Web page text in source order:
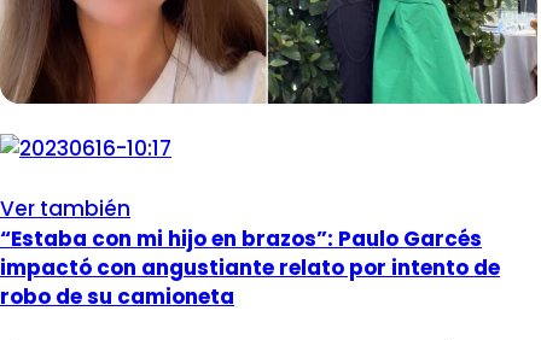
Ver también
“Estaba con mi hijo en brazos”: Paulo Garcés
impactó con angustiante relato por intento de
robo de su camioneta